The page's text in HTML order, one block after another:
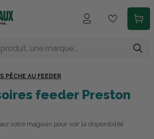
PÊCHE AU FEEDER
feeder Preston
votre magasin pour voir la disponibilité